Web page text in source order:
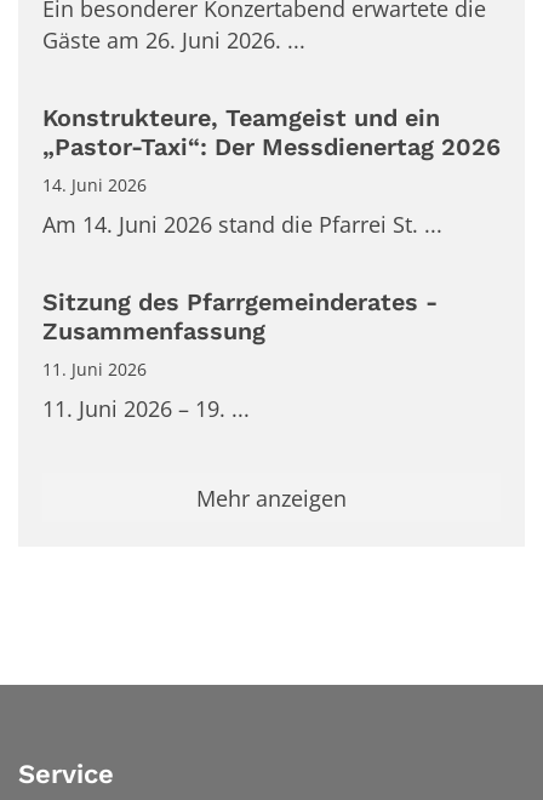
Ein besonderer Konzertabend erwartete die
Gäste am 26. Juni 2026. ...
Konstrukteure, Teamgeist und ein
„Pastor-Taxi“: Der Messdienertag 2026
14. Juni 2026
Am 14. Juni 2026 stand die Pfarrei St. ...
Sitzung des Pfarrgemeinderates -
Zusammenfassung
11. Juni 2026
11. Juni 2026 – 19. ...
Mehr anzeigen
Service